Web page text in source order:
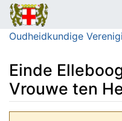
Oudheidkundige
Einde
Vrouwe ten